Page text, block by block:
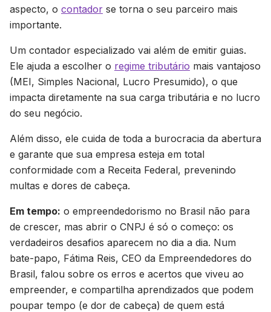
aspecto, o contador se torna o seu parceiro mais
importante.
Um contador especializado vai além de emitir guias.
Ele ajuda a escolher o regime tributário mais vantajoso
(MEI, Simples Nacional, Lucro Presumido), o que
impacta diretamente na sua carga tributária e no lucro
do seu negócio.
Além disso, ele cuida de toda a burocracia da abertura
e garante que sua empresa esteja em total
conformidade com a Receita Federal, prevenindo
multas e dores de cabeça.
Em tempo: o empreendedorismo no Brasil não para
de crescer, mas abrir o CNPJ é só o começo: os
verdadeiros desafios aparecem no dia a dia. Num
bate-papo, Fátima Reis, CEO da Empreendedores do
Brasil, falou sobre os erros e acertos que viveu ao
empreender, e compartilha aprendizados que podem
poupar tempo (e dor de cabeça) de quem está